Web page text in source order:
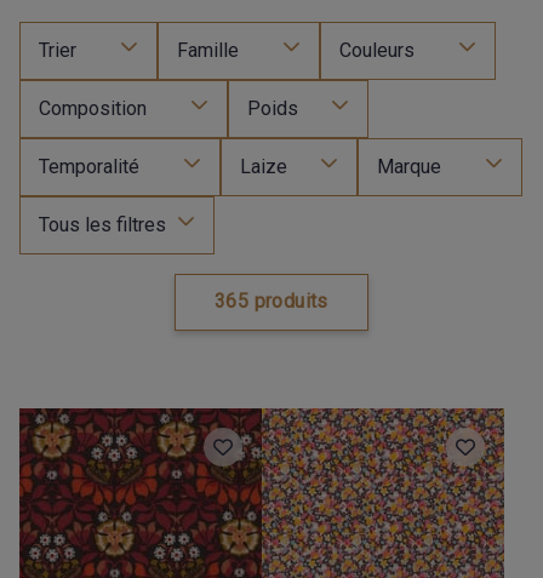
Trier Famille Couleurs
Composition Poids
Temporalité Laize Marque
Tous les filtres
365 produits